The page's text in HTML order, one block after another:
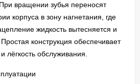
вращении зубья переносят
корпуса в зону нагнетания, где
жидкость вытесняется и
конструкция обеспечивает
лёгкость обслуживания.